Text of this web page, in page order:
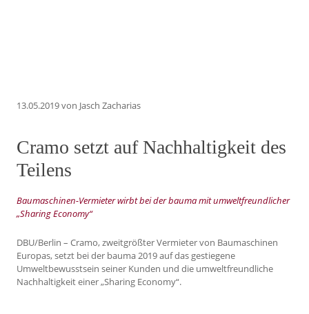
13.05.2019von Jasch Zacharias
Cramo setzt auf Nachhaltigkeit des
Teilens
Baumaschinen-Vermieter wirbt bei der bauma mit umweltfreundlicher
„Sharing Economy“
DBU/Berlin – Cramo, zweitgrößter Vermieter von Baumaschinen
Europas, setzt bei der bauma 2019 auf das gestiegene
Umweltbewusstsein seiner Kunden und die umweltfreundliche
Nachhaltigkeit einer „Sharing Economy“.